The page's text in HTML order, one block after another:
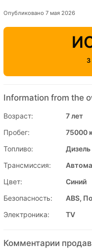
Опубликовано 7 мая 2026
3
Information from the
Возраст:
7 лет
Пробег:
75000
Топливо:
Дизель
Трансмиссия:
Цвет:
Синий
Безопасность:
ABS,
Электроника:
TV
Комментарии